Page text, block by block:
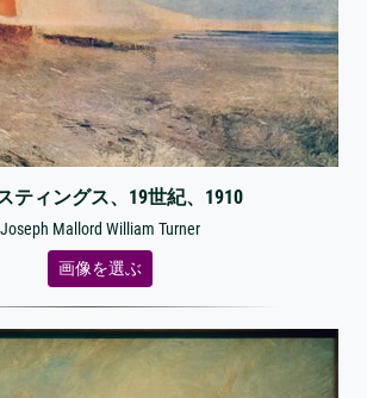
ティングス、19世紀、1910
Joseph Mallord William Turner
画像を選ぶ